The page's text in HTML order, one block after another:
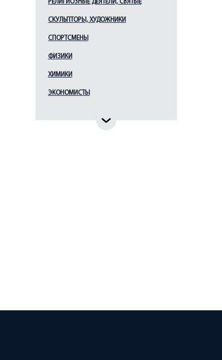
РЕЛИГИОЗНЫЕ ДЕЯТЕЛИ, СВЯТЫЕ
СКУЛЬПТОРЫ, ХУДОЖНИКИ
СПОРТСМЕНЫ
ФИЗИКИ
ХИМИКИ
ЭКОНОМИСТЫ